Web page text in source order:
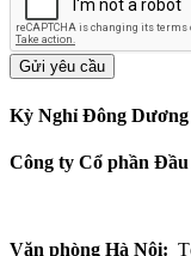
Kỳ Nghỉ Đông Dương
Công ty Cổ phần
Văn phòng Hà Nội: